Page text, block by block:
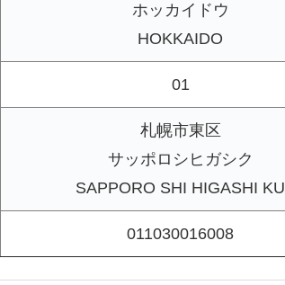
ホッカイドウ
HOKKAIDO
01
札幌市東区
サッポロシヒガシク
SAPPORO SHI HIGASHI KU
011030016008